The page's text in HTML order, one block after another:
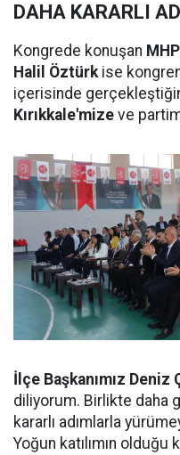
DAHA KARARLI
Kongrede konuşan
Halil Öztürkise
içerisinde
Kırıkkale'mize ve
İlçe Başkanımız Deniz
diliyorum. Birlikte daha
kararlı adımlarla
Yoğun katılımın